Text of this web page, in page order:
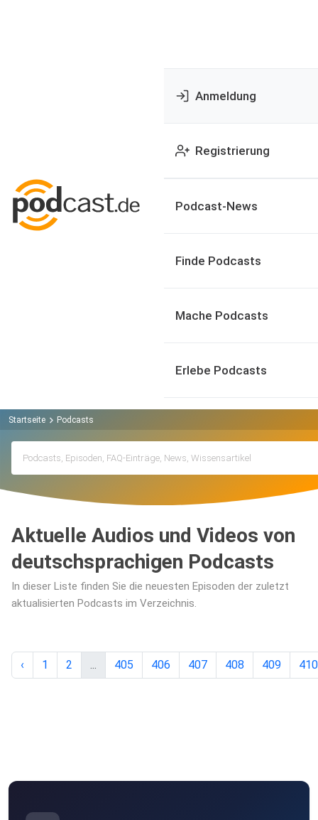
Anmeldung
Registrierung
Podcast-News
Finde Podcasts
Mache Podcasts
Erlebe Podcasts
Startseite Podcasts
Aktuelle Audios und Videos von
deutschsprachigen Podcasts
In dieser Liste finden Sie die neuesten Episoden der zuletzt
aktualisierten Podcasts im Verzeichnis.
‹ 1 2 ... 405 406 407 408 409 410